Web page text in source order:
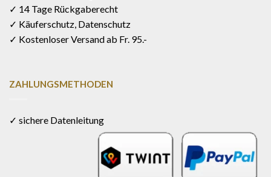
✓ 14 Tage Rückgaberecht
✓ Käuferschutz, Datenschutz
✓ Kostenloser Versand ab Fr. 95.-
ZAHLUNGSMETHODEN
✓ sichere Datenleitung